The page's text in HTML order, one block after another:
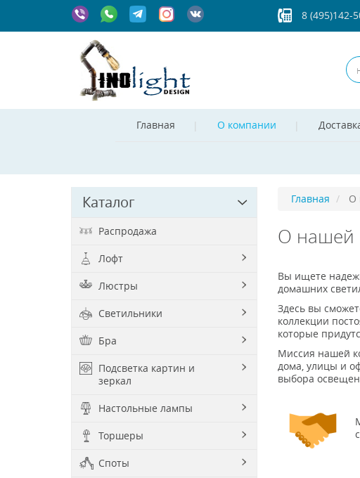
8 (495)142-
Главная О компании
Каталог
Распродажа
Лофт
Люстры
Светильники
Бра
Подсветка картин и
зеркал
Настольные лампы
Торшеры
Споты
Главная О
О нашей
Вы ищете
домашних
Здесь вы
коллекции
которые
Миссия нашей
дома, улицы и
выбора